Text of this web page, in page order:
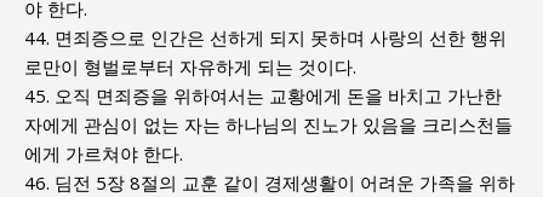
야 한다.
44. 면죄증으로 인간은 선하게 되지 못하며 사랑의 선한 행위
로만이 형벌로부터 자유하게 되는 것이다.
45. 오직 면죄증을 위하여서는 교황에게 돈을 바치고 가난한
자에게 관심이 없는 자는 하나님의 진노가 있음을 크리스천들
에게 가르쳐야 한다.
46. 딤전 5장 8절의 교훈 같이 경제생활이 어려운 가족을 위하